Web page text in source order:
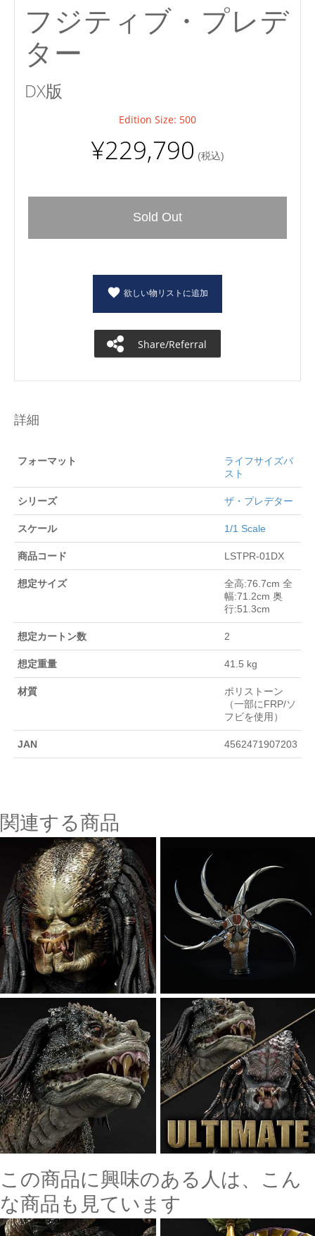
フジティブ・プレデ
ター
DX版
Edition Size: 500
¥229,790 (税込)
Sold Out
欲しい物リストに追加
Share/Referral
詳細
フォーマット
ライフサイズバ
スト
シリーズ ザ・プレデター
スケール 1/1 Scale
商品コード LSTPR-01DX
想定サイズ
全高:76.7cm 全
幅:71.2cm 奥
行:51.3cm
想定カートン数 2
想定重量 41.5 kg
材質
ポリストーン
（一部にFRP/ソ
フビを使用）
JAN 4562471907203
関連する商品
この商品に興味のある人は、こん
な商品も見ています